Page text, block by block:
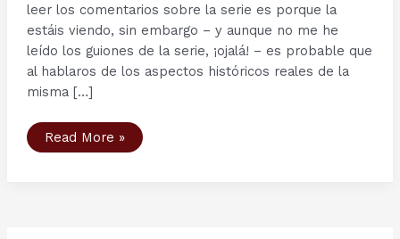
leer los comentarios sobre la serie es porque la
estáis viendo, sin embargo – y aunque no me he
leído los guiones de la serie, ¡ojalá! – es probable que
al hablaros de los aspectos históricos reales de la
misma […]
Segunda
Temporada
Read More »